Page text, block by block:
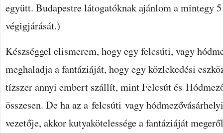
együtt. Budapestre látogatóknak ajánlom a mintegy
végigjárását.)
Készséggel elismerem, hogy egy felcsúti, vagy
meghaladja a fantáziáját, hogy egy közlekedési
tízszer annyi embert szállít, mint Felcsút és
összesen. De ha az a felcsúti vagy
vezetője, akkor kutyakötelessége a fantáziáját